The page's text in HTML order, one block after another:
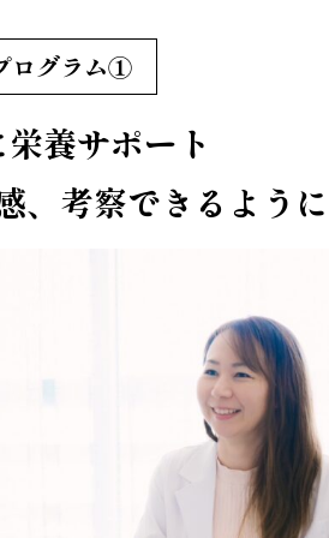
ログラム①
養サポート
、考察できるよう